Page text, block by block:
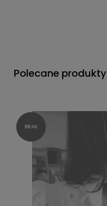
Polecane produkty